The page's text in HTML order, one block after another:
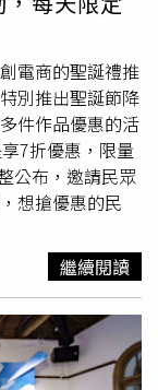
流與外資大規模
鏈國際合作；氣
綠色轉型，迎接
電商的聖誕禮推
別推出聖誕節降
件作品優惠的活
7折優惠，限量
公布，邀請民眾
想搶優惠的民
，讓法藍瓷與
。舞出天地擺飾
、計算聖誕節來
起一扇門，可看
則演變為放入聖
繼續閱讀